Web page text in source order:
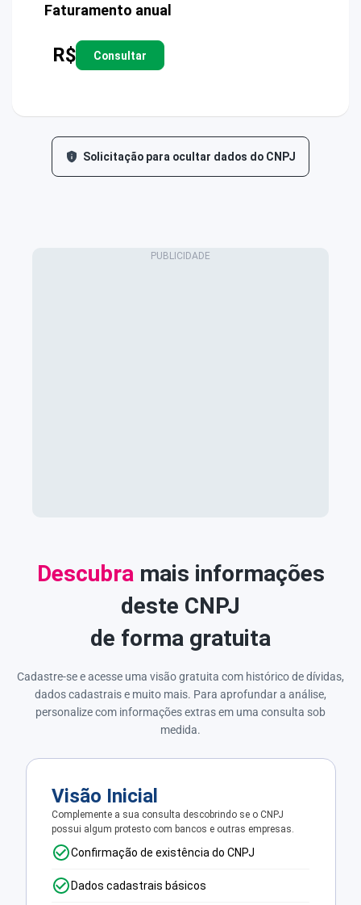
Faturamento anual
R$ Consultar
Solicitação para ocultar dados do CNPJ
Descubramais informações
deste CNPJ
de forma gratuita
Cadastre-se e acesse uma visão gratuita com histórico de dívidas,
dados cadastrais e muito mais. Para aprofundar a análise,
personalize com informações extras em uma consulta sob
medida.
Visão Inicial
Complemente a sua consulta descobrindo se o CNPJ
possui algum protesto com bancos e outras empresas.
Confirmação de existência do CNPJ
Dados cadastrais básicos